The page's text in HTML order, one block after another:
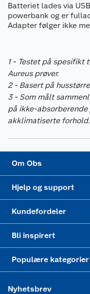
Batteriet lades via
powerbank og er
Adapter følger ikke
1 - Testet på spesifikt
Aureus prøver.
2 - Basert på
3 - Som målt
på ikke-
akklimatiserte forhold.
Om Obs
Coop kjeder
Bærekraft
Sikkerhetsdatablad
Samvirkelag
Hjelp og support
Betalingsalternativer
Pakkesporing
Sikkerhetsdatablad
Kjøpsvilkår
Kundefordeler
Coop medlem
Retur av el-avfall
Klikk og hent
Bli inspirert
Festdrakter til hele
Populære kategorier
Trampoline
Hagemøbler og
Nyhetsbrev